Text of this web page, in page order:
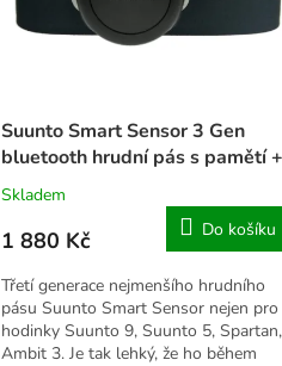
Suunto Smart Sensor 3 Gen
bluetooth hrudní pás s pamětí +
kit
Skladem
1 880 Kč Do košíku
Třetí generace nejmenšího hrudního
pásu Suunto Smart Sensor nejen pro
hodinky Suunto 9, Suunto 5, Spartan,
Ambit 3. Je tak lehký, že ho během